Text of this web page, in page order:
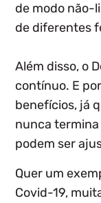
de modo não-
de diferentes
Além disso, o
contínuo. E
benefícios, já
nunca
podem ser
Quer um
Covid-19,